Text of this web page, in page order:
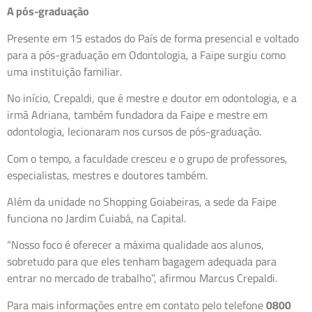
A pós-graduação
Presente em 15 estados do País de forma presencial e voltado
para a pós-graduação em Odontologia, a Faipe surgiu como
uma instituição familiar.
No início, Crepaldi, que é mestre e doutor em odontologia, e a
irmã Adriana, também fundadora da Faipe e mestre em
odontologia, lecionaram nos cursos de pós-graduação.
Com o tempo, a faculdade cresceu e o grupo de professores,
especialistas, mestres e doutores também.
Além da unidade no Shopping Goiabeiras, a sede da Faipe
funciona no Jardim Cuiabá, na Capital.
“Nosso foco é oferecer a máxima qualidade aos alunos,
sobretudo para que eles tenham bagagem adequada para
entrar no mercado de trabalho”, afirmou Marcus Crepaldi.
Para mais informações entre em contato pelo telefone0800